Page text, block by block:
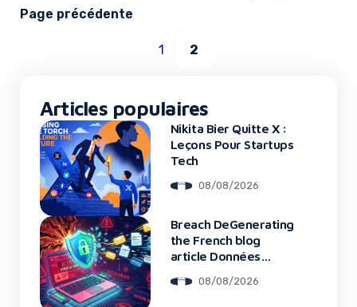
programmation, Codestral promet de révolutionner le
assistance personnalisée […]
Page précédente
1 2
Articles populaires
Nikita Bier Quitte X :
Leçons Pour Startups
Tech
08/08/2026
Breach DeGenerating
the French blog
article Données
Les Clients Touchés
08/08/2026
It looks like you're
Yes, I will turn off Ad-Blocker